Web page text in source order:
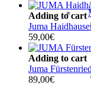
Adding to cart
Juma
59,00€
Adding to cart
Juma Fürstenried
89,00€